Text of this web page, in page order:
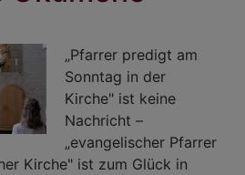
„Pfarrer predigt am
Sonntag in der
Kirche" ist keine
Nachricht –
„evangelischer Pfarrer
Kirche" ist zum Glück in